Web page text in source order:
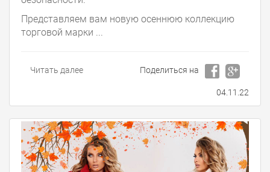
Представляем вам новую осеннюю коллекцию
торговой марки ...
Читать далее Поделиться на
04.11.22